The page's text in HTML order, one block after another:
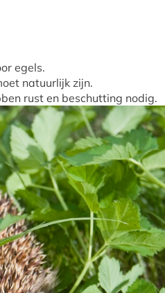
egels.
natuurlijk zijn.
rust en beschutting nodig.